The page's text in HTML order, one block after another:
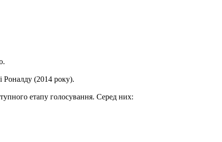
Роналду (2014 року).
етапу голосування. Серед них: